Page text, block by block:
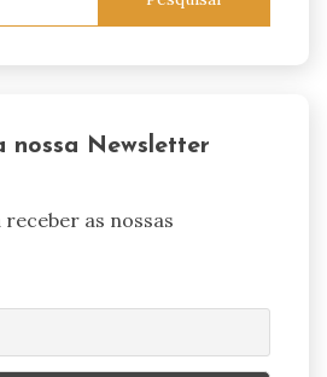
nossa Newsletter
as nossas